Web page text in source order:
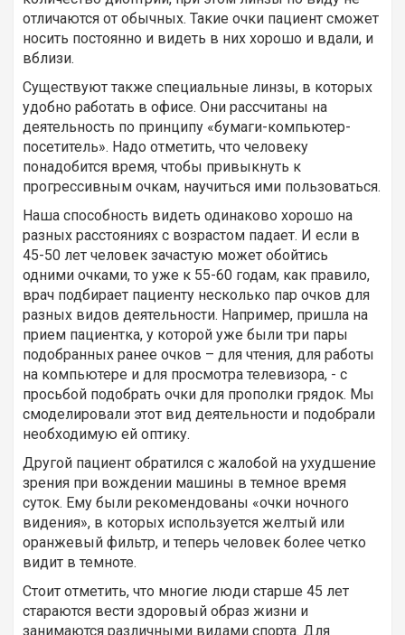
отличаются от обычных. Такие очки пациент сможет
носить постоянно и видеть в них хорошо и вдали, и
вблизи.
Существуют также специальные линзы, в которых
удобно работать в офисе. Они рассчитаны на
деятельность по принципу «бумаги-компьютер-
посетитель». Надо отметить, что человеку
понадобится время, чтобы привыкнуть к
прогрессивным очкам, научиться ими пользоваться.
Наша способность видеть одинаково хорошо на
разных расстояниях с возрастом падает. И если в
45-50 лет человек зачастую может обойтись
одними очками, то уже к 55-60 годам, как правило,
врач подбирает пациенту несколько пар очков для
разных видов деятельности. Например, пришла на
прием пациентка, у которой уже были три пары
подобранных ранее очков – для чтения, для работы
на компьютере и для просмотра телевизора, - с
просьбой подобрать очки для прополки грядок. Мы
смоделировали этот вид деятельности и подобрали
необходимую ей оптику.
Другой пациент обратился с жалобой на ухудшение
зрения при вождении машины в темное время
суток. Ему были рекомендованы «очки ночного
видения», в которых используется желтый или
оранжевый фильтр, и теперь человек более четко
видит в темноте.
Стоит отметить, что многие люди старше 45 лет
стараются вести здоровый образ жизни и
занимаются различными видами спорта. Для